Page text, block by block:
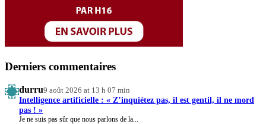
Derniers commentaires
durru9 août 2026 at 13 h 07 min
Intelligence artificielle : « Z’inquiétez pas, il est gentil, il ne mord
pas ! »
Je ne suis pas sûr que nous parlons de la...